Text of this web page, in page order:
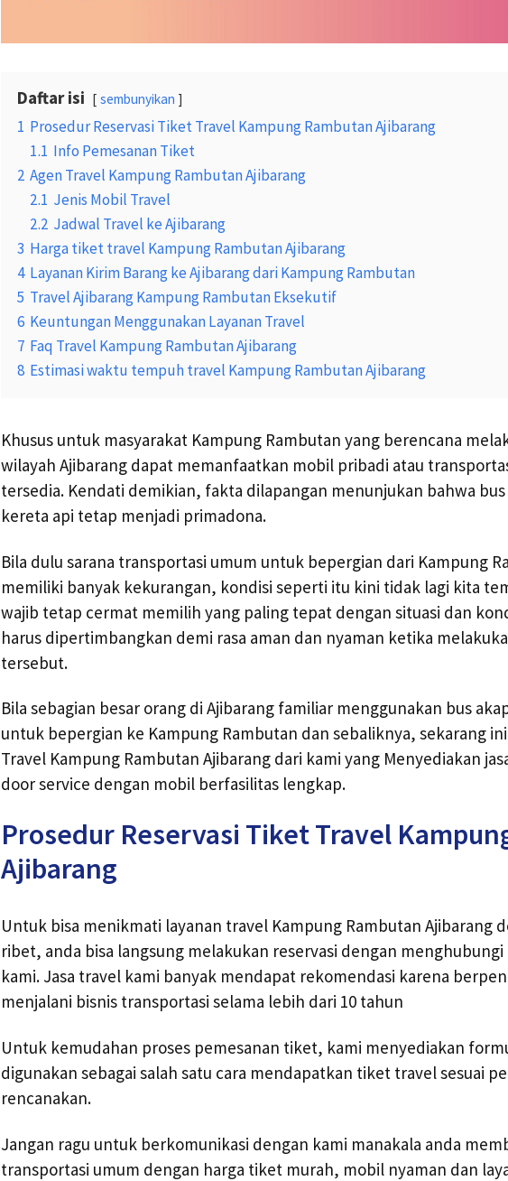
Daftar isi sembunyikan
1 Prosedur Reservasi Tiket Travel Kampung Rambutan Ajibarang
1.1 Info Pemesanan Tiket
2 Agen Travel Kampung Rambutan Ajibarang
2.1 Jenis Mobil Travel
2.2 Jadwal Travel ke Ajibarang
3 Harga tiket travel Kampung Rambutan Ajibarang
4 Layanan Kirim Barang ke Ajibarang dari Kampung Rambutan
5 Travel Ajibarang Kampung Rambutan Eksekutif
6 Keuntungan Menggunakan Layanan Travel
7 Faq Travel Kampung Rambutan Ajibarang
8 Estimasi waktu tempuh travel Kampung Rambutan Ajibarang
Khusus untuk masyarakat Kampung Rambutan yang berencana
wilayah Ajibarang dapat memanfaatkan mobil pribadi atau
tersedia. Kendati demikian, fakta dilapangan menunjukan bahwa bus
kereta api tetap menjadi primadona.
Bila dulu sarana transportasi umum untuk bepergian dari Kampung
memiliki banyak kekurangan, kondisi seperti itu kini tidak lagi kita
wajib tetap cermat memilih yang paling tepat dengan situasi dan
harus dipertimbangkan demi rasa aman dan nyaman ketika
tersebut.
Bila sebagian besar orang di Ajibarang familiar menggunakan bus
untuk bepergian ke Kampung Rambutan dan sebaliknya, sekarang
Travel Kampung Rambutan Ajibarang dari kami yang Menyediakan
door service dengan mobil berfasilitas lengkap.
Prosedur Reservasi Tiket Travel
Ajibarang
Untuk bisa menikmati layanan travel Kampung Rambutan Ajibarang
ribet, anda bisa langsung melakukan reservasi dengan
kami. Jasa travel kami banyak mendapat rekomendasi karena
menjalani bisnis transportasi selama lebih dari 10 tahun
Untuk kemudahan proses pemesanan tiket, kami menyediakan
digunakan sebagai salah satu cara mendapatkan tiket travel sesuai
rencanakan.
Jangan ragu untuk berkomunikasi dengan kami manakala anda
transportasi umum dengan harga tiket murah, mobil nyaman dan